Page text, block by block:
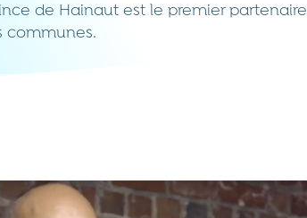
de Hainaut est le premier partenaire
communes.